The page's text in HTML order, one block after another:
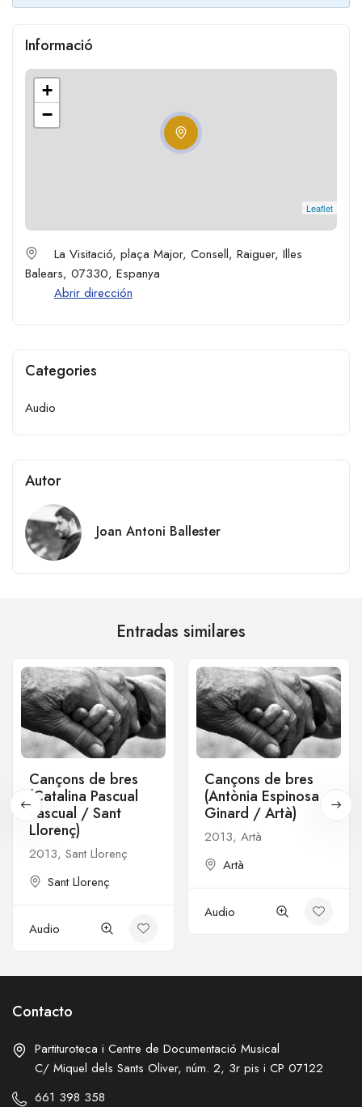
Informació
+
−
Leaflet
La Visitació, plaça Major, Consell, Raiguer, Illes
Balears, 07330, Espanya
Abrir dirección
Categories
Audio
Autor
Joan Antoni Ballester
Entradas similares
Cançons de bres
(Catalina Pascual
Pascual / Sant
Llorenç)
2013, Sant Llorenç
Sant Llorenç
Audio
Cançons de bres
(Antònia Espinosa
Ginard / Artà)
2013, Artà
Artà
Audio
Contacto
Partituroteca i Centre de Documentació Musical
C/ Miquel dels Sants Oliver, núm. 2, 3r pis i CP 07122
661 398 358